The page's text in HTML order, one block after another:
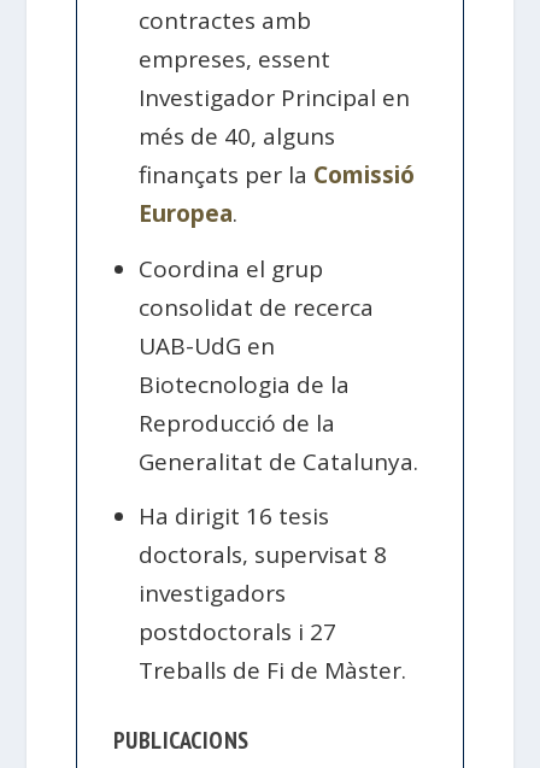
contractes amb
empreses, essent
Investigador Principal en
més de 40, alguns
finançats per la Comissió
Europea.
Coordina el grup
consolidat de recerca
UAB-UdG en
Biotecnologia de la
Reproducció de la
Generalitat de Catalunya.
Ha dirigit 16 tesis
doctorals, supervisat 8
investigadors
postdoctorals i 27
Treballs de Fi de Màster.
PUBLICACIONS